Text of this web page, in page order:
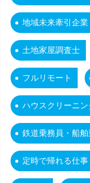
地域未来牽引企業
土地家屋調査士
フルリモート
ハウスクリーニン
鉄道乗務員・船舶
定時で帰れる仕事